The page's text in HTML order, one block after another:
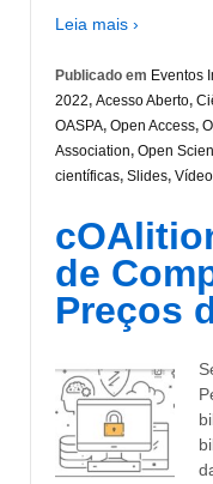
Leia mais ›
Publicado em Eventos
2022, Acesso Aberto,
OASPA, Open Access,
Association, Open
científicas, Slides,
de
Preços